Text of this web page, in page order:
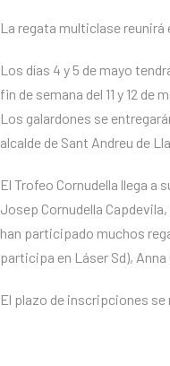
La regata multiclase reunirá
Los días 4 y 5 de mayo
fin de semana del 11 y 12
Los galardones se
alcalde de Sant Andreu de
El Trofeo Cornudella llega a
Josep Cornudella
han participado muchos
participa en Láser Sd),
El plazo de inscripciones